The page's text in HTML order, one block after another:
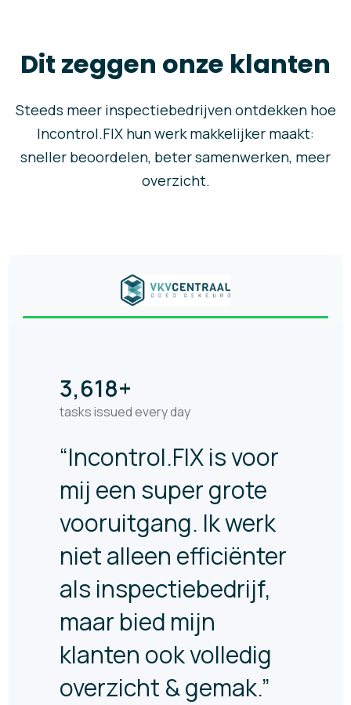
Dit zeggen onze klanten
Steeds meer inspectiebedrijven ontdekken hoe
Incontrol.FIX hun werk makkelijker maakt:
sneller beoordelen, beter samenwerken, meer
overzicht.
3,618+
tasks issued every day
“Incontrol.FIX is voor
mij een super grote
vooruitgang. Ik werk
niet alleen efficiënter
als inspectiebedrijf,
maar bied mijn
klanten ook volledig
overzicht & gemak.”